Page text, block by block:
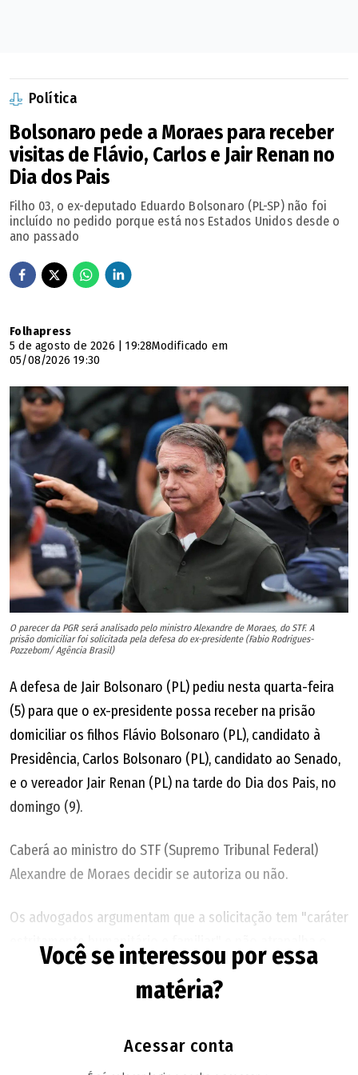
Política
Bolsonaro pede a Moraes para receber
visitas de Flávio, Carlos e Jair Renan no
Dia dos Pais
Filho 03, o ex-deputado Eduardo Bolsonaro (PL-SP) não foi
incluído no pedido porque está nos Estados Unidos desde o
ano passado
Folhapress
5 de agosto de 2026 | 19:28Modificado em
05/08/2026 19:30
O parecer da PGR será analisado pelo ministro Alexandre de Moraes, do STF. A
prisão domiciliar foi solicitada pela defesa do ex-presidente (Fabio Rodrigues-
Pozzebom/ Agência Brasil)
A defesa de Jair Bolsonaro (PL) pediu nesta quarta-feira
(5) para que o ex-presidente possa receber na prisão
domiciliar os filhos Flávio Bolsonaro (PL), candidato à
Presidência, Carlos Bolsonaro (PL), candidato ao Senado,
e o vereador Jair Renan (PL) na tarde do Dia dos Pais, no
domingo (9).
Caberá ao ministro do STF (Supremo Tribunal Federal)
Alexandre de Moraes decidir se autoriza ou não.
Os advogados argumentam que a solicitação tem "caráter
estritamente humanitário e familiar" e não atrapalha o
cumprimento da pena de Bolsonaro ou as medidas
cautelares impostas pelo magistrado.
celebração, ainda que por breve período e nas condições
Você se interessou por essa
matéria?
Acessar conta